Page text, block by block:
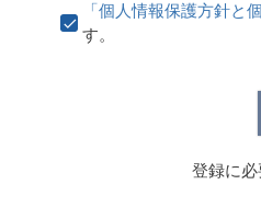
)
「個人情報保護方針と
す。
登録に必